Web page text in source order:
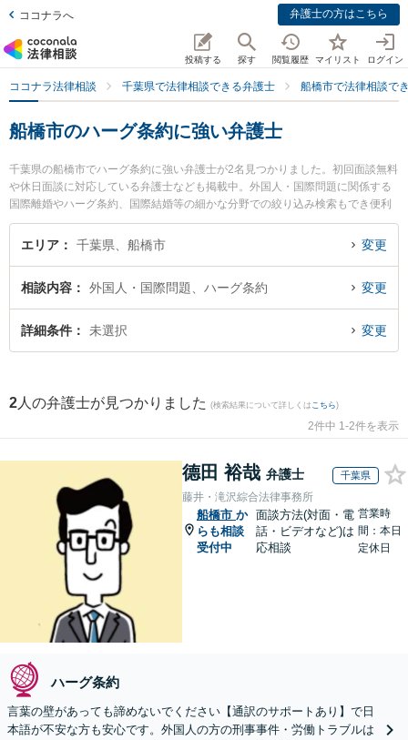
ココナラへ 弁護士の方はこちら
投稿する 探す 閲覧履歴 マイリスト ログイン
ココナラ法律相談 千葉県で法律相談できる弁護士 船橋市で法律相談で
船橋市のハーグ条約に強い弁護士
千葉県の船橋市でハーグ条約に強い弁護士が2名見つかりました。初回面談無料
や休日面談に対応している弁護士なども掲載中。外国人・国際問題に関係する
国際離婚やハーグ条約、国際結婚等の細かな分野での絞り込み検索もでき便利
です。特に西船橋ゴール法律事務所の田中 隼斗弁護士や津田沼総合法律事務所
の伏見 宗弘弁護士のプロフィール情報や弁護士費用、強みなどが注目されてい
索したい』『初回相談無料でハーグ条約を法律相談できる船橋市内の弁護士に
相談予約したい』などでお困りの相談者さんにおすすめです。
エリア 千葉県、船橋市 変更
相談内容 外国人・国際問題、ハーグ条約 変更
詳細条件 未選択 変更
2 人の弁護士が見つかりました (検索結果について詳しくは こちら)
2件中 1-2件を表示
德田 裕哉 弁護士 千葉県
藤井・滝沢綜合法律事務所
船橋市 か
らも相談
受付中
面談方法(対面・電
話・ビデオなど)は
応相談
営業時
間：本日
定休日
ハーグ条約
言葉の壁があっても諦めないでください【通訳のサポートあり】で日
本語が不安な方も安心です。外国人の方の刑事事件・労働トラブルは